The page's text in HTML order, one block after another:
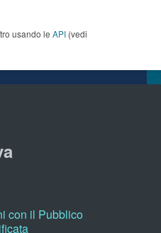
usando le API (vedi
con il Pubblico